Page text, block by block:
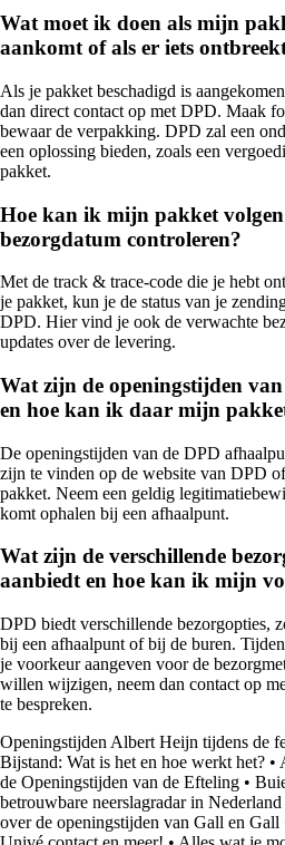
Wat moet ik doen als mijn
aankomt of als er iets
Als je pakket beschadigd is
dan direct contact op met DPD. Maak
bewaar de verpakking. DPD zal een
een oplossing bieden, zoals een
pakket.
Hoe kan ik mijn pakket volgen
bezorgdatum controleren?
Met de track & trace-code die je hebt
je pakket, kun je de status van je
DPD. Hier vind je ook de verwachte
updates over de levering.
Wat zijn de openingstijden
en hoe kan ik daar mijn
De openingstijden van de DPD
zijn te vinden op de website van DPD
pakket. Neem een geldig
komt ophalen bij een afhaalpunt.
Wat zijn de verschillende
aanbiedt en hoe kan ik mijn
DPD biedt verschillende bezorgopties,
bij een afhaalpunt of bij de buren.
je voorkeur aangeven voor de
willen wijzigen, neem dan contact op
te bespreken.
Openingstijden Albert Heijn tijdens de
Bijstand: Wat is het en hoe werkt het? •
de Openingstijden van de Efteling •
betrouwbare neerslagradar in Nederland
over de openingstijden van Gall en Gall